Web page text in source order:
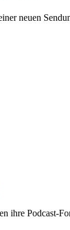
neuen
ihre Podcast-